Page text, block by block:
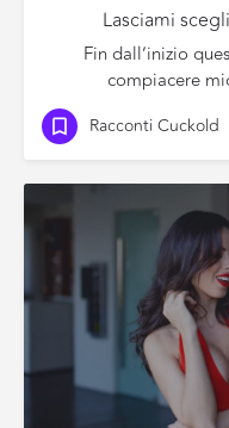
Lasciami
Fin dall’inizio
compiacere
Racconti Cuckold